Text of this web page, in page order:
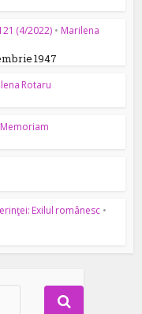
(4/2022) • Marilena
1947
Rotaru
Exilul românesc •